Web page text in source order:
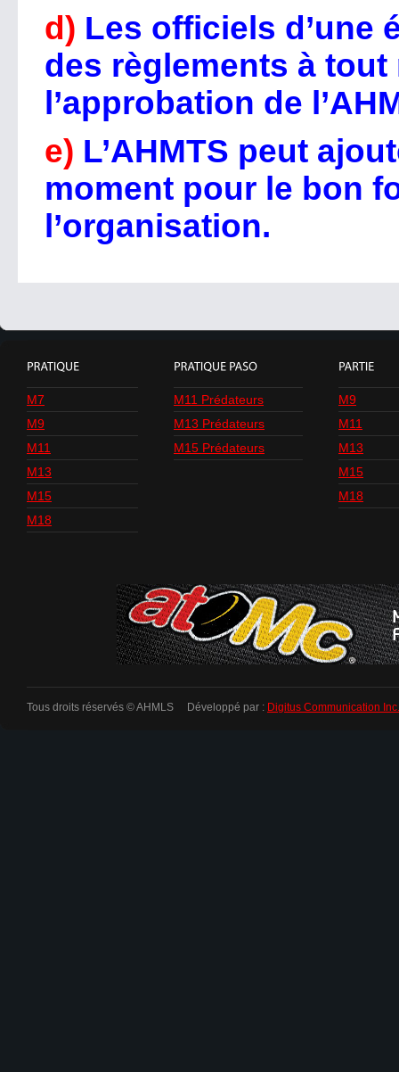
d) Les officiels d’une
des règlements à tout
l’approbation de
e) L’AHMTS peut
moment pour le bon
l’organisation.
M7
M9
M11
M13
M15
M18
M11 Prédateurs
M13 Prédateurs
M15 Prédateurs
M9
M11
M13
M15
M18
Tous droits réservés © AHMLS Développé par : Digitus Communication Inc.